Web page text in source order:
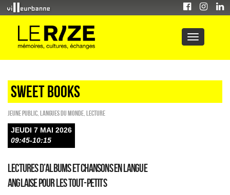
sweet books
Jeune public Langues du monde Lecture
JEUDI 7 MAI 2026
09:45-10:15
Lectures d’albums et chansons en langue
anglaise pour les tout-petits